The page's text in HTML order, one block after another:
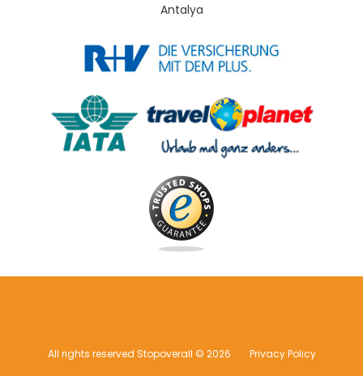
Antalya
All rights reserved Stopoverall © 2026 Privacy Policy